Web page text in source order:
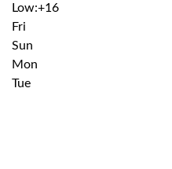
Low:+16
Fri
Sun
Mon
Tue